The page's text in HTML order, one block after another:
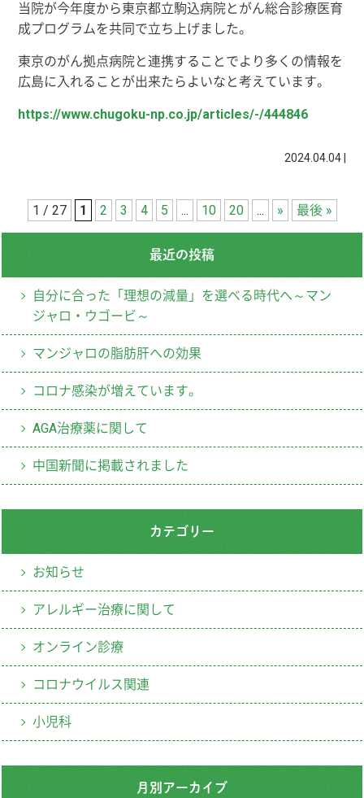
当院が今年度から東京都立駒込病院とがん総合診療医育
成プログラムを共同で立ち上げました。
東京のがん拠点病院と連携することでより多くの情報を
広島に入れることが出来たらよいなと考えています。
https://www.chugoku-np.co.jp/articles/-/444846
2024.04.04 |
1 / 27 1 2 3 4 5 ... 10 20 ... » 最後 »
最近の投稿
自分に合った「理想の減量」を選べる時代へ～マン
ジャロ・ウゴービ～
マンジャロの脂肪肝への効果
コロナ感染が増えています。
AGA治療薬に関して
中国新聞に掲載されました
カテゴリー
お知らせ
アレルギー治療に関して
オンライン診療
コロナウイルス関連
小児科
月別アーカイブ